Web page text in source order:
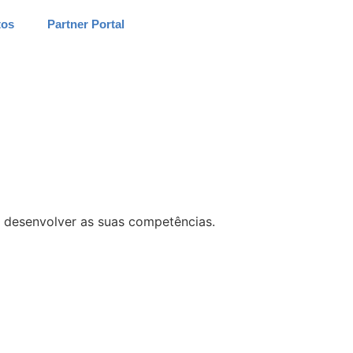
Partner Portal
as suas competências.